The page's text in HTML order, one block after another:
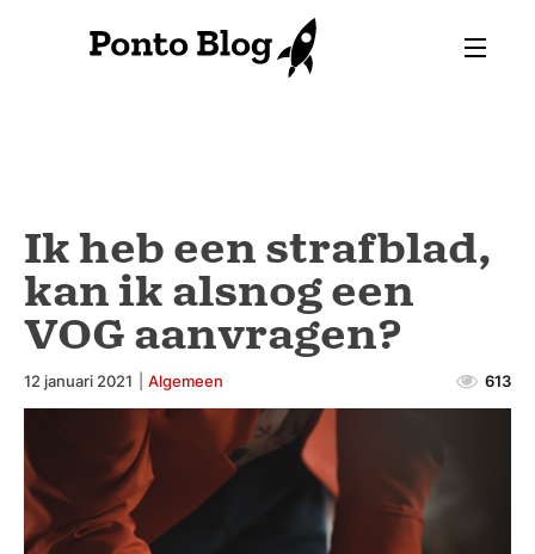
Ik heb een strafblad,
kan ik alsnog een
VOG aanvragen?
12 januari 2021 Algemeen 613